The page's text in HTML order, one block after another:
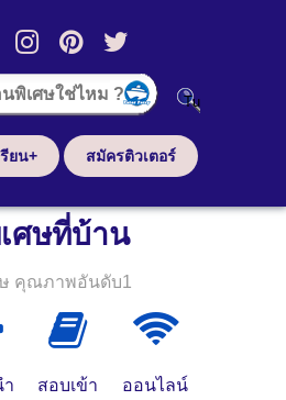
ยน+ สมัครติวเตอร์
ศษที่บ้าน
คุณภาพอันดับ1
สอบเข้า ออนไลน์